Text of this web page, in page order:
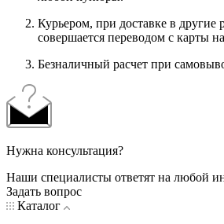
Курьером, при доставке в другие
совершается переводом с карты
Безналичный расчет при
Нужна консультация?
Наши специалисты ответят на любой
Задать вопрос
Каталог